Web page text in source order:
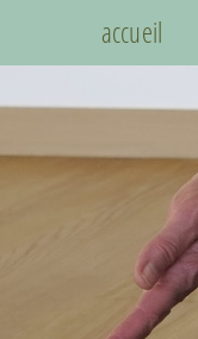
accueil